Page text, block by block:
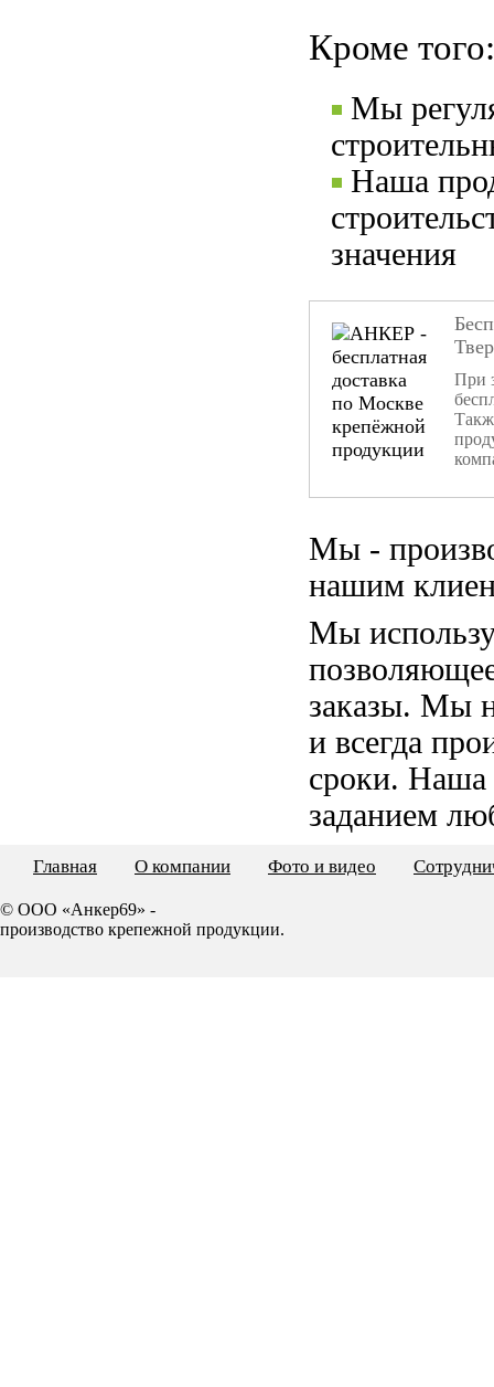
Кроме того:
Мы
Наша
значения
При
Мы -
нашим
Мы
заказы. Мы
и всегда
сроки. Наша
заданием
Главная О компании Фото и видео
© ООО «Анкер69» -
производство крепежной продукции.